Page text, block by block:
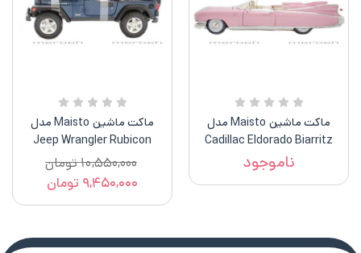
ماکت ماشین Maisto مدل
Cadillac Eldorado Biarritz
1959
ناموجود
ماکت ماشین Maisto مدل
Jeep Wrangler Rubicon
۱۰,۵۵۰,۰۰۰تومان
۹,۴۵۰,۰۰۰ تومان